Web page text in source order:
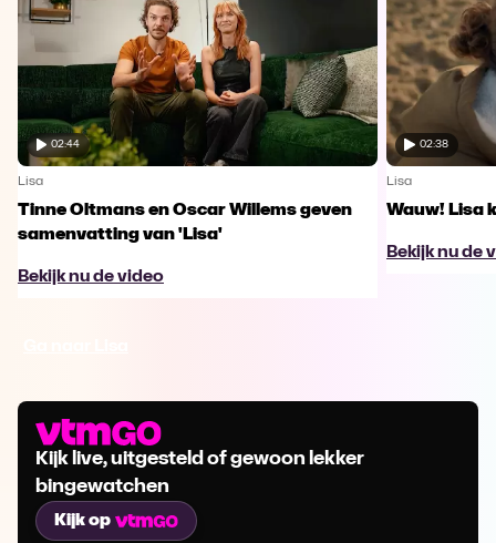
02:44
Lisa
Tinne Oltmans en Oscar Willems geven
samenvatting van 'Lisa'
Bekijk nu de video
02:38
Lisa
Wauw! Lisa
Bekijk nu de
Kijk live, uitgesteld of gewoon lekker
bingewatchen
Kijk op